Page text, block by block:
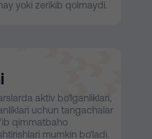
aktiv bo‘lganliklari,
uchun tangachalar
qimmatbaho
mumkin bo‘ladi.
yoki zerikib qolmaydi.